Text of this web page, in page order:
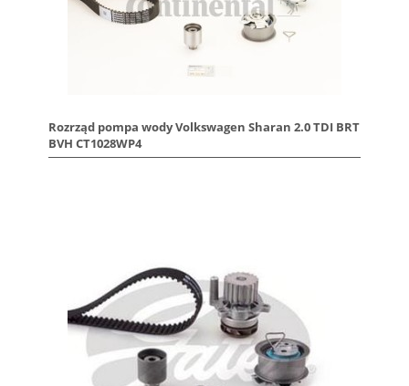
Rozrząd pompa wody Volkswagen Sharan 2.0 TDI BRT
BVH CT1028WP4